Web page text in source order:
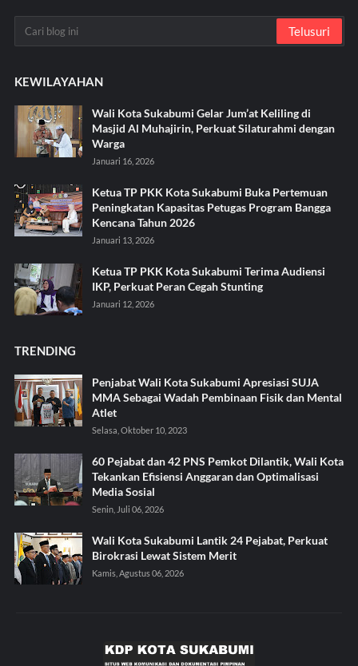
KEWILAYAHAN
Wali Kota Sukabumi Gelar Jum’at Keliling di
Masjid Al Muhajirin, Perkuat Silaturahmi dengan
Warga
Januari 16, 2026
Ketua TP PKK Kota Sukabumi Buka Pertemuan
Peningkatan Kapasitas Petugas Program Bangga
Kencana Tahun 2026
Januari 13, 2026
Ketua TP PKK Kota Sukabumi Terima Audiensi
IKP, Perkuat Peran Cegah Stunting
Januari 12, 2026
TRENDING
Penjabat Wali Kota Sukabumi Apresiasi SUJA
MMA Sebagai Wadah Pembinaan Fisik dan Mental
Atlet
Selasa, Oktober 10, 2023
60 Pejabat dan 42 PNS Pemkot Dilantik, Wali Kota
Tekankan Efisiensi Anggaran dan Optimalisasi
Media Sosial
Senin, Juli 06, 2026
Wali Kota Sukabumi Lantik 24 Pejabat, Perkuat
Birokrasi Lewat Sistem Merit
Kamis, Agustus 06, 2026